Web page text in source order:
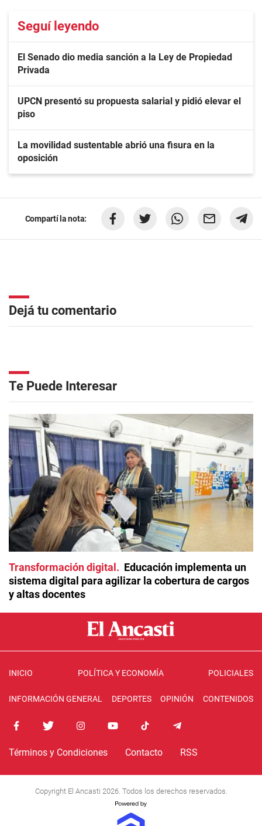
Seguí leyendo
El Senado dio media sanción a la Ley de Propiedad
Privada
UPCN presentó su propuesta salarial y pidió elevar el
piso
La movilidad sustentable abrió una fisura en la
oposición
Compartí la nota:
Dejá tu comentario
Te Puede Interesar
Transformación digital
Educación implementa un
sistema digital para agilizar la cobertura de cargos
y altas docentes
INICIO POLÍTICA Y ECONOMÍA POLICIALES
INFORMACIÓN GENERAL DEPORTES OPINIÓN CONTENIDOS
Términos y Condiciones Contacto RSS
Copyright El Ancasti 2026. Todos los derechos reservados.